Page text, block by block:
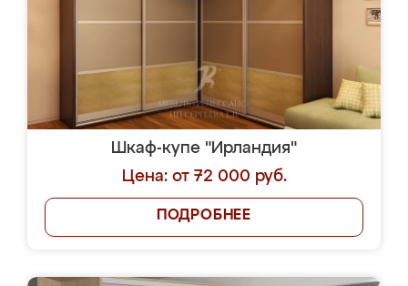
Шкаф-купе "Ирландия"
Цена: от 72 000 руб.
ПОДРОБНЕЕ